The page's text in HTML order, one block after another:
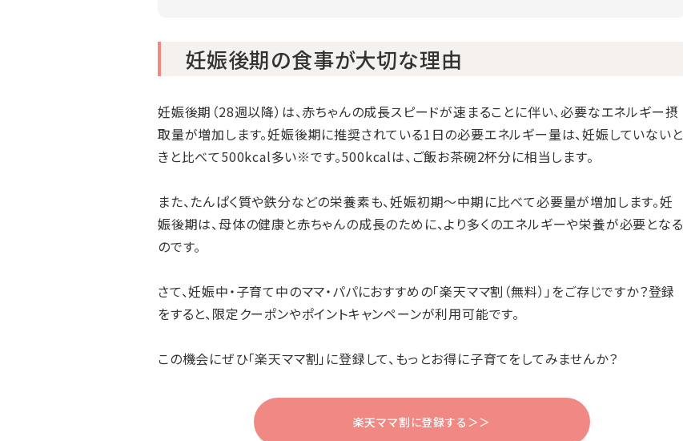
妊娠後期の食事が大切な理由
妊娠後期（28週以降）は、赤ちゃんの成長スピードが速まることに伴い、必要なエネルギー摂
取量が増加します。妊娠後期に推奨されている1日の必要エネルギー量は、妊娠していないと
きと比べて500kcal多い※です。500kcalは、ご飯お茶碗2杯分に相当します。
また、たんぱく質や鉄分などの栄養素も、妊娠初期～中期に比べて必要量が増加します。妊
娠後期は、母体の健康と赤ちゃんの成長のために、より多くのエネルギーや栄養が必要となる
のです。
さて、妊娠中・子育て中のママ・パパにおすすめの「楽天ママ割（無料）」をご存じですか？登録
をすると、限定クーポンやポイントキャンペーンが利用可能です。
この機会にぜひ「楽天ママ割」に登録して、もっとお得に子育てをしてみませんか？
楽天ママ割に登録する＞＞